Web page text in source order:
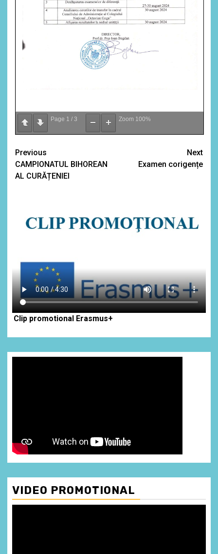
Page 1 / 3 Zoom 100%
Continue
Reading
Previous
CAMPIONATUL BIHOREAN
AL CURĂȚENIEI
Next
Examen corigențe
Clip promotional Erasmus+
VIDEO PROMOTIONAL